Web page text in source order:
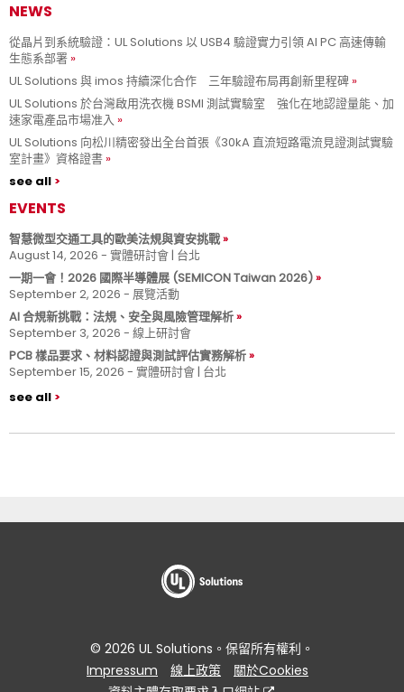
NEWS
從晶片到系統驗證：UL Solutions 以 USB4 驗證實力引領 AI PC 高速傳輸
生態系部署
UL Solutions 與 imos 持續深化合作 三年驗證布局再創新里程碑
UL Solutions 於台灣啟用洗衣機 BSMI 測試實驗室 強化在地認證量能、加
速家電產品市場准入
UL Solutions 向松川精密發出全台首張《30kA 直流短路電流見證測試實驗
室計畫》資格證書
see all
EVENTS
智慧微型交通工具的歐美法規與資安挑戰
August 14, 2026 - 實體研討會 | 台北
一期一會！2026 國際半導體展 (SEMICON Taiwan 2026)
September 2, 2026 - 展覽活動
AI 合規新挑戰：法規、安全與風險管理解析
September 3, 2026 - 線上研討會
PCB 樣品要求、材料認證與測試評估實務解析
September 15, 2026 - 實體研討會 | 台北
see all
© 2026 UL Solutions。保留所有權利。
Impressum
線上政策
關於Cookies